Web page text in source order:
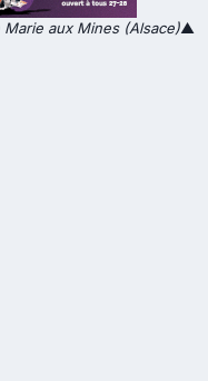
aux Mines (Alsace)▲